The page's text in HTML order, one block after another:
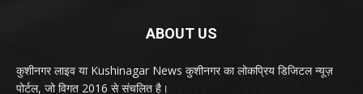
ABOUT US
कुशीनगर लाइव या Kushinagar News कुशीनगर का लोकप्रिय डिजिटल न्यूज़
पोर्टल, जो विगत 2016 से संचलित है।